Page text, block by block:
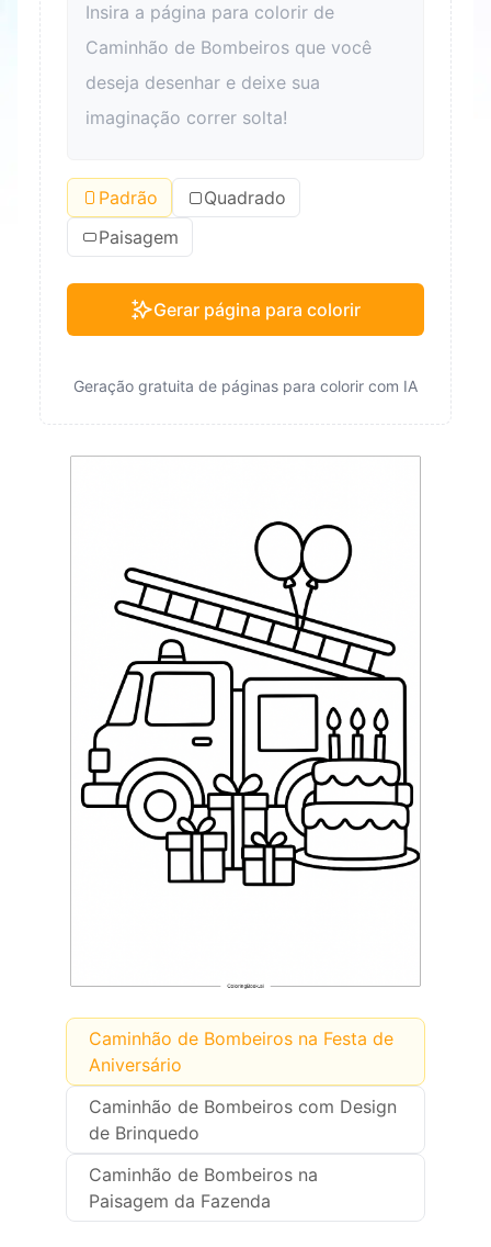
estresse. Além disso, colorir pode se tornar um
elo para as famílias passarem tempo de
qualidade juntas e melhorarem os
relacionamentos entre pais e filhos.
Caminhão de Bombeiros na Festa de
Aniversário
Caminhão de Bombeiros com Design
de Brinquedo
Caminhão de Bombeiros na
Paisagem da Fazenda
Padrão
Quadrado
Paisagem
Gerar página para colorir
Geração gratuita de páginas para colorir com IA